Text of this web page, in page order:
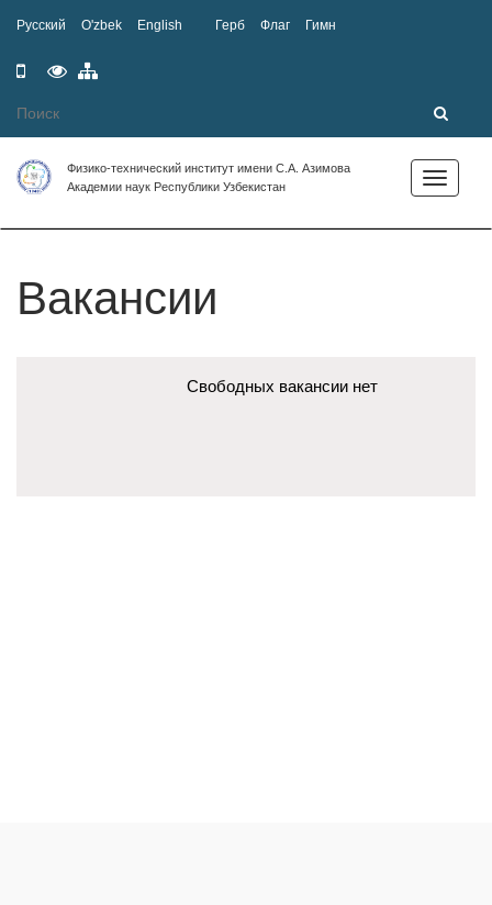
Русский O'zbek English Герб Флаг Гимн
версиявозможности
Toggle
navigation
Физико-технический институт имени С.А. Азимова
Академии наук Республики Узбекистан
Вакансии
Свободных вакансии нет